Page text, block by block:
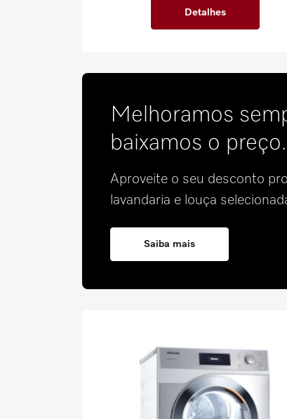
Detalhes
Melhoramos
baixamos o preço.
Aproveite o seu desconto
lavandaria e louça
Saiba mais